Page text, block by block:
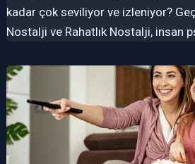
kadar çok seviliyor ve izleniyor?
Nostalji ve Rahatlık Nostalji, insan